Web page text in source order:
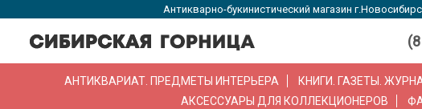
Антикварно-букинистический магазин
АНТИКВАРИАТ. ПРЕДМЕТЫ ИНТЕРЬЕРА КНИГИ. ГАЗЕТЫ.
АКСЕССУАРЫ ДЛЯ КОЛЛЕКЦИОНЕРОВ